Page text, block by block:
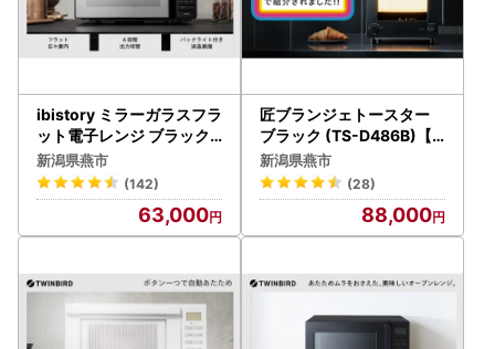
ibistory ミラーガラスフラ
ット電子レンジ ブラック (
DR-4259B)
新潟県燕市
(142)
63,000
匠ブランジェトースター
ブラック (TS-D486B)【 2
枚焼き ツインバード TWI
NBIRD オーブントースタ
ー 】
新潟県燕市
(28)
88,000